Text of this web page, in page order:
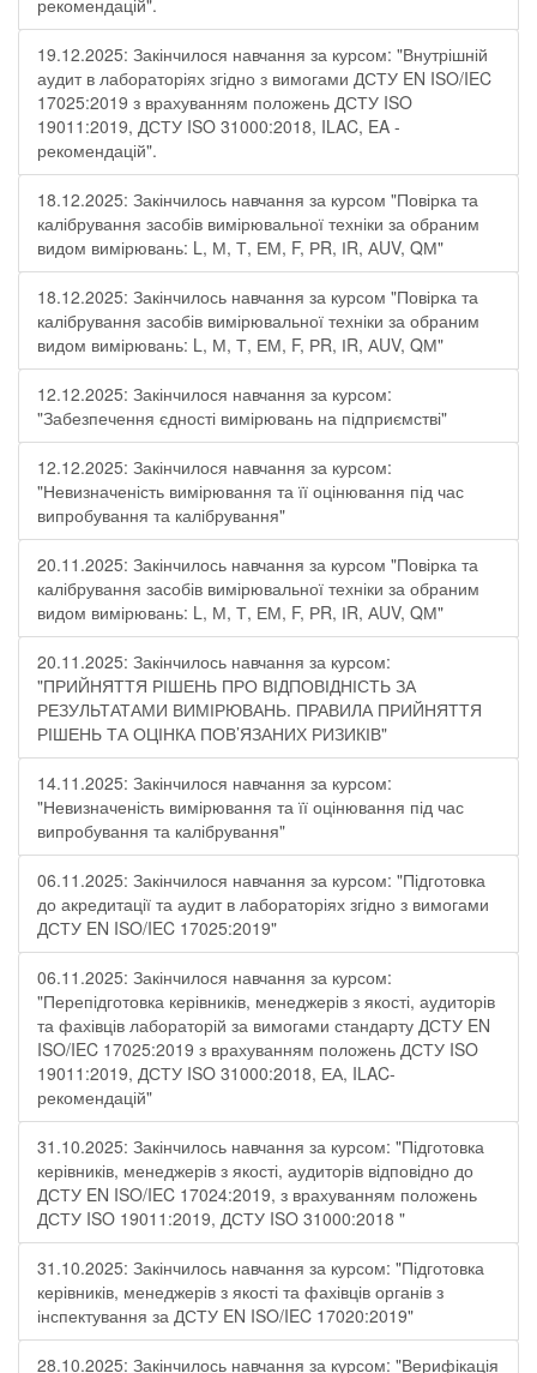
рекомендацій".
19.12.2025: Закінчилося навчання за курсом: "Внутрішній
аудит в лабораторіях згідно з вимогами ДСТУ EN ISO/IEC
17025:2019 з врахуванням положень ДСТУ ISO
19011:2019, ДСТУ ISO 31000:2018, ILAC, EA -
рекомендацій".
18.12.2025: Закінчилось навчання за курсом "Повірка та
калібрування засобів вимірювальної техніки за обраним
видом вимірювань: L, М, Т, ЕМ, F, РR, ІR, АUV, QМ"
18.12.2025: Закінчилось навчання за курсом "Повірка та
калібрування засобів вимірювальної техніки за обраним
видом вимірювань: L, М, Т, ЕМ, F, РR, ІR, АUV, QМ"
12.12.2025: Закінчилося навчання за курсом:
"Забезпечення єдності вимірювань на підприємстві"
12.12.2025: Закінчилося навчання за курсом:
"Невизначеність вимірювання та її оцінювання під час
випробування та калібрування"
20.11.2025: Закінчилось навчання за курсом "Повірка та
калібрування засобів вимірювальної техніки за обраним
видом вимірювань: L, М, Т, ЕМ, F, РR, ІR, АUV, QМ"
20.11.2025: Закінчилось навчання за курсом:
"ПРИЙНЯТТЯ РІШЕНЬ ПРО ВІДПОВІДНІСТЬ ЗА
РЕЗУЛЬТАТАМИ ВИМІРЮВАНЬ. ПРАВИЛА ПРИЙНЯТТЯ
РІШЕНЬ ТА ОЦІНКА ПОВ’ЯЗАНИХ РИЗИКІВ"
14.11.2025: Закінчилося навчання за курсом:
"Невизначеність вимірювання та її оцінювання під час
випробування та калібрування"
06.11.2025: Закінчилося навчання за курсом: "Підготовка
до акредитації та аудит в лабораторіях згідно з вимогами
ДСТУ EN ISO/IEC 17025:2019"
06.11.2025: Закінчилося навчання за курсом:
"Перепідготовка керівників, менеджерів з якості, аудиторів
та фахівців лабораторій за вимогами стандарту ДСТУ EN
ISO/IEC 17025:2019 з врахуванням положень ДСТУ ISO
19011:2019, ДСТУ ISO 31000:2018, ЕА, ILAC-
рекомендацій"
31.10.2025: Закінчилось навчання за курсом: "Підготовка
керівників, менеджерів з якості, аудиторів відповідно до
ДСТУ EN ISO/IEC 17024:2019, з врахуванням положень
ДСТУ ISO 19011:2019, ДСТУ ISO 31000:2018 "
31.10.2025: Закінчилось навчання за курсом: "Підготовка
керівників, менеджерів з якості та фахівців органів з
інспектування за ДСТУ EN ISO/IEC 17020:2019"
28.10.2025: Закінчилось навчання за курсом: "Верифікація